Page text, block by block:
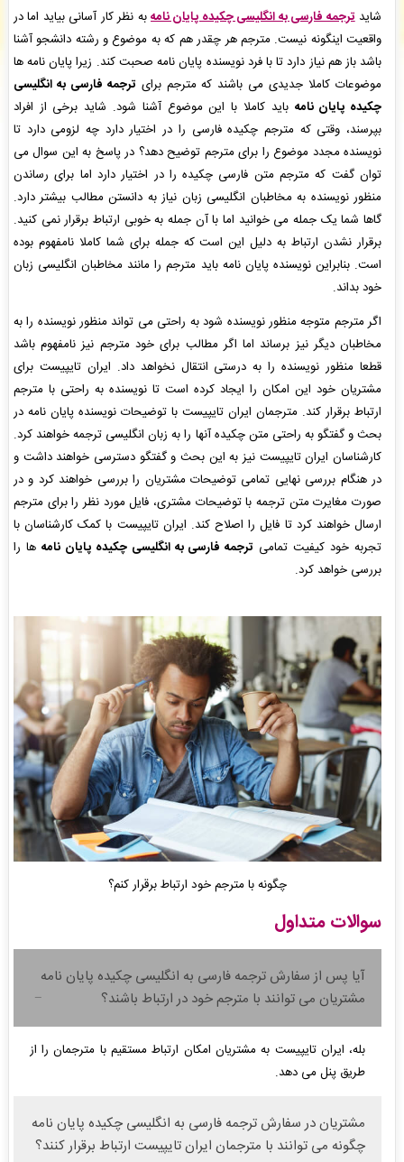
زهرا ترکی: سفارش تایپ، صفحه آرایی شما ثبت شد به زودی توسط اپراتور بررسی خواهد شد. - (
جمعه ۰۵/۰۵/۱۶ ۲۳:۰۴:۳۴)
سهیل صدر: پیش فاکتور شما با موفقیت پرداخت شد و سفارش تایپ، صفحه آرایی شما در حال
انجام است. - ( جمعه ۰۵/۰۵/۱۶ ۲۲:۵۱:۳۵)
نادیا وطن دوست: پیش فاکتور شما با موفقیت پرداخت شد و سفارش تایپ، صفحه آرایی شما در
حال انجام است. - ( جمعه ۰۵/۰۵/۱۶ ۲۲:۴۸:۱۲)
شایدترجمه فارسی به انگلیسی چکیده پایان نامهبه نظر کار آسانی بیاید اما در
واقعیت اینگونه نیست. مترجم هر چقدر هم که به موضوع و رشته دانشجو آشنا
باشد باز هم نیاز دارد تا با فرد نویسنده پایان نامه صحبت کند. زیرا پایان نامه ها
موضوعات کاملا جدیدی می باشند که مترجم برای ترجمه فارسی به انگلیسی
چکیده پایان نامه باید کاملا با این موضوع آشنا شود. شاید برخی از افراد
بپرسند، وقتی که مترجم چکیده فارسی را در اختیار دارد چه لزومی دارد تا
نویسنده مجدد موضوع را برای مترجم توضیح دهد؟ در پاسخ به این سوال می
توان گفت که مترجم متن فارسی چکیده را در اختیار دارد اما برای رساندن
منظور نویسنده به مخاطبان انگلیسی زبان نیاز به دانستن مطالب بیشتر دارد.
گاها شما یک جمله می خوانید اما با آن جمله به خوبی ارتباط برقرار نمی کنید.
برقرار نشدن ارتباط به دلیل این است که جمله برای شما کاملا نامفهوم بوده
است. بنابراین نویسنده پایان نامه باید مترجم را مانند مخاطبان انگلیسی زبان
خود بداند.
اگر مترجم متوجه منظور نویسنده شود به راحتی می تواند منظور نویسنده را به
مخاطبان دیگر نیز برساند اما اگر مطالب برای خود مترجم نیز نامفهوم باشد
قطعا منظور نویسنده را به درستی انتقال نخواهد داد. ایران تایپیست برای
مشتریان خود این امکان را ایجاد کرده است تا نویسنده به راحتی با مترجم
ارتباط برقرار کند. مترجمان ایران تایپیست با توضیحات نویسنده پایان نامه در
بحث و گفتگو به راحتی متن چکیده آنها را به زبان انگلیسی ترجمه خواهند کرد.
کارشناسان ایران تایپیست نیز به این بحث و گفتگو دسترسی خواهند داشت و
در هنگام بررسی نهایی تمامی توضیحات مشتریان را بررسی خواهند کرد و در
صورت مغایرت متن ترجمه با توضیحات مشتری، فایل مورد نظر را برای مترجم
ارسال خواهند کرد تا فایل را اصلاح کند. ایران تایپیست با کمک کارشناسان با
تجربه خود کیفیت تمامی ترجمه فارسی به انگلیسی چکیده پایان نامه ها را
بررسی خواهد کرد.
چگونه با مترجم خود ارتباط برقرار کنم؟
سوالات متداول
آیا پس از سفارش ترجمه فارسی به انگلیسی چکیده پایان نامه
مشتریان می توانند با مترجم خود در ارتباط باشند؟
بله، ایران تایپیست به مشتریان امکان ارتباط مستقیم با مترجمان را از
طریق پنل می دهد.
مشتریان در سفارش ترجمه فارسی به انگلیسی چکیده پایان نامه
چگونه می توانند با مترجمان ایران تایپیست ارتباط برقرار کنند؟